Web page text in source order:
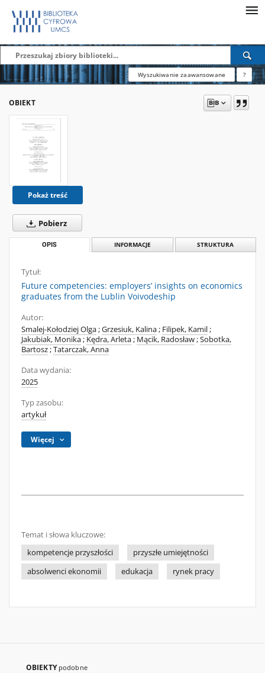
Wyszukiwanie zaawansowane ?
OBIEKT
Pokaż treść
Pobierz
OPIS INFORMACJE STRUKTURA
Tytuł:
Future competencies: employers’ insights on economics
graduates from the Lublin Voivodeship
Autor:
Smalej-Kołodziej Olga;Grzesiuk, Kalina; Filipek, Kamil;
Jakubiak, Monika; Kędra, Arleta; Mącik, Radosław;Sobotka,
Bartosz;Tatarczak, Anna
Data wydania:
2025
Typ zasobu:
artykuł
Więcej
Temat i słowa kluczowe:
kompetencje przyszłości
przyszłe umiejętności
absolwenci ekonomii
edukacja rynek pracy
OBIEKTY podobne